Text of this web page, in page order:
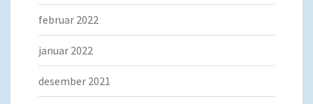
februar 2022
januar 2022
desember 2021